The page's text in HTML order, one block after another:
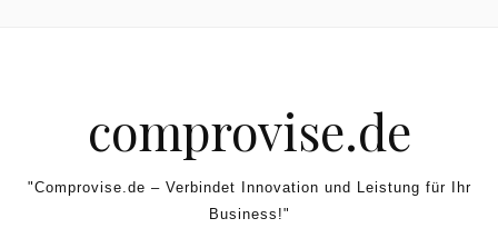
comprovise.de
"Comprovise.de – Verbindet Innovation und Leistung für Ihr
Business!"